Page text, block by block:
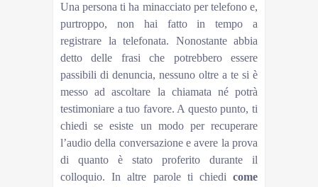
Una persona ti ha minacciato per telefono e,
purtroppo, non hai fatto in tempo a
registrare la telefonata. Nonostante abbia
detto delle frasi che potrebbero essere
passibili di denuncia, nessuno oltre a te si è
messo ad ascoltare la chiamata né potrà
testimoniare a tuo favore. A questo punto, ti
chiedi se esiste un modo per recuperare
l’audio della conversazione e avere la prova
di quanto è stato proferito durante il
colloquio. In altre parole ti chiedi come